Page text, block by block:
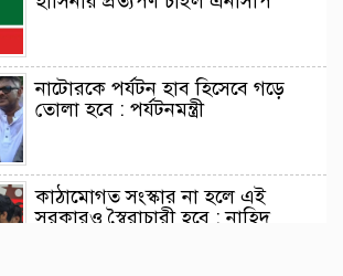
নাটোরকে পর্যটন হাব হিসেবে গড়ে
তোলা হবে : পর্যটনমন্ত্রী
কাঠামোগত সংস্কার না হলে এই
সরকারও স্বৈরাচারী হবে : নাহিদ